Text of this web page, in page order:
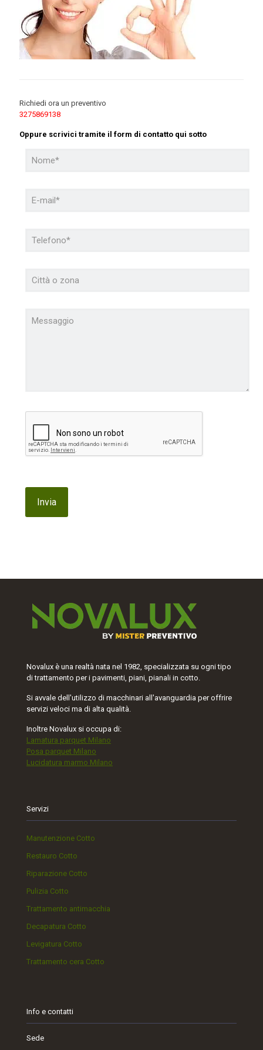
Richiedi ora un preventivo
3275869138
Oppure scrivici tramite il form di contatto qui sotto
Novalux è una realtà nata nel 1982, specializzata su ogni tipo
di trattamento per i pavimenti, piani, pianali in cotto.
Si avvale dell'utilizzo di macchinari all'avanguardia per offrire
servizi veloci ma di alta qualità.
Inoltre Novalux si occupa di:
Lamatura parquet Milano
Posa parquet Milano
Lucidatura marmo Milano
Servizi
Manutenzione Cotto
Restauro Cotto
Riparazione Cotto
Pulizia Cotto
Trattamento antimacchia
Decapatura Cotto
Levigatura Cotto
Trattamento cera Cotto
Info e contatti
Sede